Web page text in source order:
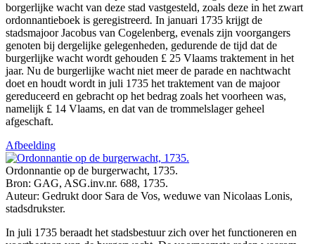
borgerlijke wacht van deze stad vastgesteld, zoals deze in het zwart
ordonnantieboek is geregistreerd. In januari 1735 krijgt de
stadsmajoor Jacobus van Cogelenberg, evenals zijn voorgangers
genoten bij dergelijke gelegenheden, gedurende de tijd dat de
burgerlijke wacht wordt gehouden £ 25 Vlaams traktement in het
jaar. Nu de burgerlijke wacht niet meer de parade en nachtwacht
doet en houdt wordt in juli 1735 het traktement van de majoor
gereduceerd en gebracht op het bedrag zoals het voorheen was,
namelijk £ 14 Vlaams, en dat van de trommelslager geheel
afgeschaft.
Afbeelding
Ordonnantie op de burgerwacht, 1735.
Bron: GAG, ASG.inv.nr. 688, 1735.
Auteur: Gedrukt door Sara de Vos, weduwe van Nicolaas Lonis,
stadsdrukster.
In juli 1735 beraadt het stadsbestuur zich over het functioneren en